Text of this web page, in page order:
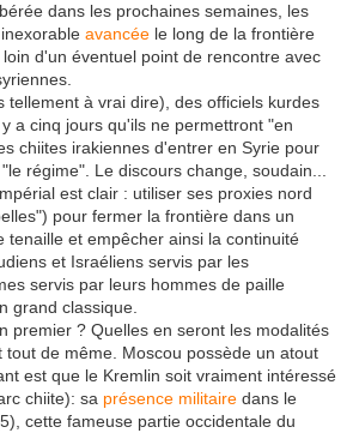
dans les prochaines semaines, les
avancée le long de la frontière
d'un éventuel point de rencontre avec
tellement à vrai dire), des officiels kurdes
y a cinq jours qu'ils ne permettront "en
chiites irakiennes d'entrer en Syrie pour
régime". Le discours change, soudain...
est clair : utiliser ses proxies nord
pour fermer la frontière dans un
tenaille et empêcher ainsi la continuité
et Israéliens servis par les
servis par leurs hommes de paille
grand classique.
premier ? Quelles en seront les modalités
tout de même. Moscou possède un atout
est que le Kremlin soit vraiment intéressé
chiite): sa présence militaire dans le
cette fameuse partie occidentale du